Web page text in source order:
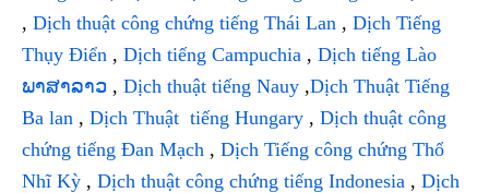
, Dịch thuật công chứng tiếng Thái Lan , Dịch Tiếng
Thụy Điển , Dịch tiếng Campuchia , Dịch tiếng Lào
ພາສາລາວ , Dịch thuật tiếng Nauy ,Dịch Thuật Tiếng
Ba lan , Dịch Thuật tiếng Hungary , Dịch thuật công
chứng tiếng Đan Mạch , Dịch Tiếng công chứng Thổ
Nhĩ Kỳ , Dịch thuật công chứng tiếng Indonesia , Dịch